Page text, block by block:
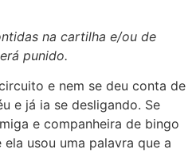
na cartilha e/ou de
punido.
e nem se deu conta de
e já ia se desligando. Se
e companheira de bingo
usou uma palavra que a